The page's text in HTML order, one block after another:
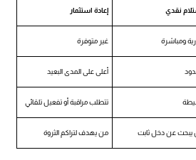
نقدي إعادة استثمار
ومباشرة غير متوفرة
أعلى على المدى البعيد
تتطلب مراقبة أو تفعيل تلقائي
يبحث عن دخل ثابت من يهدف لتراكم الثروة